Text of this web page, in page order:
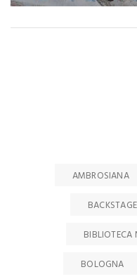
AMBROSIANA
BACKSTAGE
BIBLIOTECA
BOLOGNA